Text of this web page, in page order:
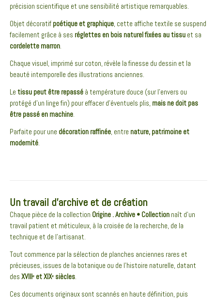
précision scientifique et une sensibilité artistique remarquables.
Objet décoratif poétique et graphique, cette affiche textile se suspend
facilement grâce à ses réglettes en bois naturel fixées au tissu et sa
cordelette marron.
Chaque visuel, imprimé sur coton, révèle la finesse du dessin et la
beauté intemporelle des illustrations anciennes.
Le tissu peut être repassé à température douce (sur l’envers ou
protégé d’un linge fin) pour effacer d’éventuels plis, mais ne doit pas
être passé en machine.
Parfaite pour une décoration raffinée, entre nature, patrimoine et
modernité.
Un travail d’archive et de création
Chaque pièce de la collection Origine . Archive • Collection naît d’un
travail patient et méticuleux, à la croisée de la recherche, de la
technique et de l’artisanat.
Tout commence par la sélection de planches anciennes rares et
précieuses, issues de la botanique ou de l’histoire naturelle, datant
des XVIIIᵉ et XIXᵉ siècles.
Ces documents originaux sont scannés en haute définition, puis